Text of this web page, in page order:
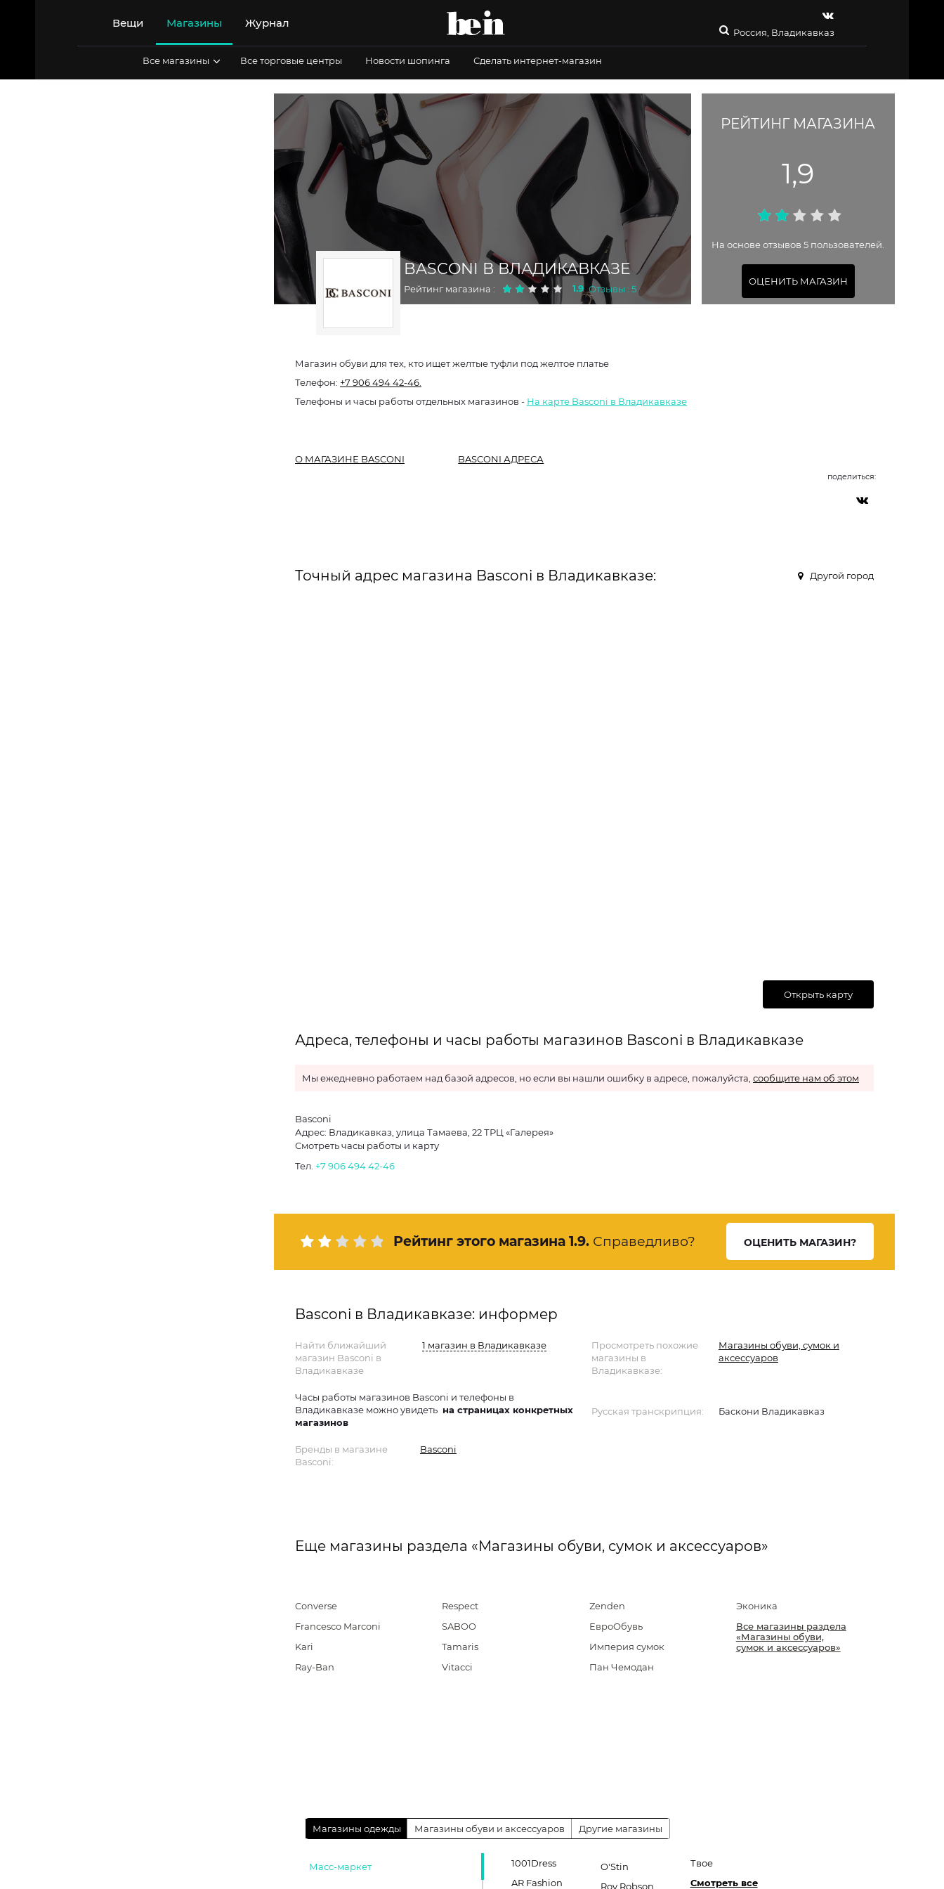
Вещи Магазины Журнал
Россия, Владикавказ
Все магазины Все торговые центры Новости шопинга Сделать интернет-магазин
BASCONI В ВЛАДИКАВКАЗЕ
Рейтинг магазина : 1.9 Отзывы : 5
РЕЙТИНГ МАГАЗИНА
1,9
На основе отзывов 5 пользователей.
ОЦЕНИТЬ МАГАЗИН
Магазин обуви для тех, кто ищет желтые туфли под желтое платье
Телефон: +7 906 494 42-46.
Телефоны и часы работы отдельных магазинов - На карте Basconi в Владикавказе
О МАГАЗИНЕ BASCONI BASCONI АДРЕСА
поделиться:
Точный адрес магазина Basconi в Владикавказе: Другой город
Открыть карту
Адреса, телефоны и часы работы магазинов Basconi в Владикавказе
Мы ежедневно работаем над базой адресов, но если вы нашли ошибку в адресе, пожалуйста, сообщите нам об этом
Basconi
Адрес: Владикавказ, улица Тамаева, 22 ТРЦ «Галерея»
Смотреть часы работы и карту
Тел. +7 906 494 42-46
Рейтинг этого магазина 1.9. Справедливо? ОЦЕНИТЬ МАГАЗИН?
Basconi в Владикавказе: информер
Найти ближайший
магазин Basconi в
Владикавказе
1 магазин в Владикавказе
Часы работы магазинов Basconi и телефоны в
Владикавказе можно увидеть на страницах конкретных
магазинов
Просмотреть похожие
магазины в
Владикавказе:
Магазины обуви, сумок и
аксессуаров
Русская транскрипция: Баскони Владикавказ
Бренды в магазине
Basconi:
Basconi
Еще магазины раздела «Магазины обуви, сумок и аксессуаров»
Converse
Francesco Marconi
Kari
Ray-Ban
Respect
SABOO
Tamaris
Vitacci
Zenden
ЕвроОбувь
Империя сумок
Пан Чемодан
Эконика
Все магазины раздела
«Магазины обуви,
сумок и аксессуаров»
Магазины одежды Магазины обуви и аксессуаров Другие магазины
Масс-маркет
1001Dress
AR Fashion
O'Stin
Roy Robson
Твое
Смотреть все